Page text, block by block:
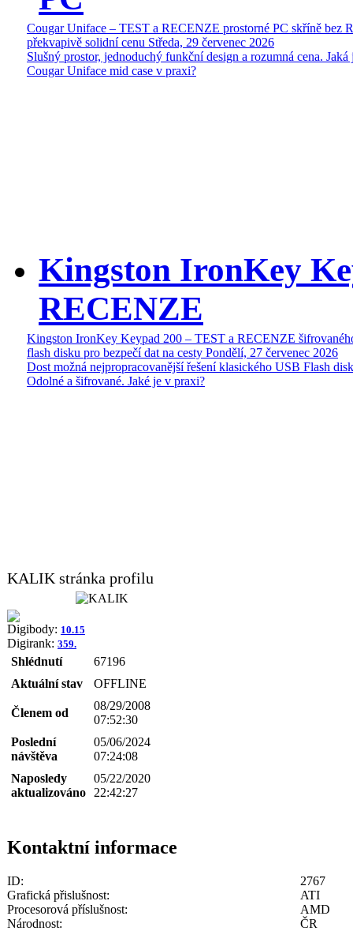
Cougar Uniface – TEST a RECENZE prostorné PC skříně bez
překvapivě solidní cenu Středa, 29 červenec 2026
Slušný prostor, jednoduchý funkční design a rozumná cena. Jaká
Cougar Uniface mid case v praxi?
Kingston IronKey
RECENZE
Kingston IronKey Keypad 200 – TEST a RECENZE
flash disku pro bezpečí dat na cesty Pondělí, 27 červenec 2026
Dost možná nejpropracovanější řešení klasického USB Flash
Odolné a šifrované. Jaké je v praxi?
KALIK stránka profilu
Digibody: 10.15
Digirank: 359.
Shlédnutí
67196
Aktuální stav
OFFLINE
Členem od
08/29/2008
07:52:30
Poslední
návštěva
05/06/2024
07:24:08
Naposledy
aktualizováno
05/22/2020
22:42:27
Kontaktní informace
ID:
2767
Grafická přislušnost:
ATI
Procesorová příslušnost:
AMD
Národnost:
ČR